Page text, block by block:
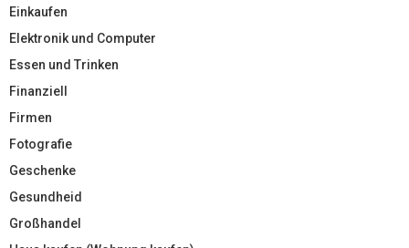
Einkaufen
Elektronik und Computer
Essen und Trinken
Finanziell
Firmen
Fotografie
Geschenke
Gesundheid
Großhandel